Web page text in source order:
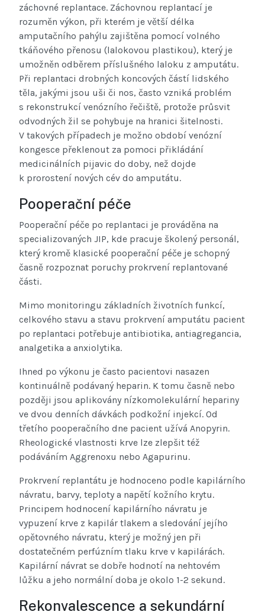
záchovné replantace. Záchovnou replantací je
rozuměn výkon, při kterém je větší délka
amputačního pahýlu zajištěna pomocí volného
tkáňového přenosu (lalokovou plastikou), který je
umožněn odběrem příslušného laloku z amputátu.
Při replantaci drobných koncových částí lidského
těla, jakými jsou uši či nos, často vzniká problém
s rekonstrukcí venózního řečiště, protože průsvit
odvodných žil se pohybuje na hranici šitelnosti.
V takových případech je možno období venózní
kongesce překlenout za pomoci přikládání
medicinálních pijavic do doby, než dojde
k prorostení nových cév do amputátu.
Pooperační péče
Pooperační péče po replantaci je prováděna na
specializovaných JIP, kde pracuje školený personál,
který kromě klasické pooperační péče je schopný
časně rozpoznat poruchy prokrvení replantované
části.
Mimo monitoringu základních životních funkcí,
celkového stavu a stavu prokrvení amputátu pacient
po replantaci potřebuje antibiotika, antiagregancia,
analgetika a anxiolytika.
Ihned po výkonu je často pacientovi nasazen
kontinuálně podávaný heparin. K tomu časně nebo
později jsou aplikovány nízkomolekulární hepariny
ve dvou denních dávkách podkožní injekcí. Od
třetího pooperačního dne pacient užívá Anopyrin.
Rheologické vlastnosti krve lze zlepšit též
podáváním Aggrenoxu nebo Agapurinu.
Prokrvení replantátu je hodnoceno podle kapilárního
návratu, barvy, teploty a napětí kožního krytu.
Principem hodnocení kapilárního návratu je
vypuzení krve z kapilár tlakem a sledování jejího
opětovného návratu, který je možný jen při
dostatečném perfúzním tlaku krve v kapilárách.
Kapilární návrat se dobře hodnotí na nehtovém
lůžku a jeho normální doba je okolo 1-2 sekund.
Rekonvalescence a sekundární